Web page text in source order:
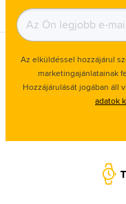
Az elküldéssel hozzájárul
marketingajánlatainak
Hozzájárulását jogában áll
adatok